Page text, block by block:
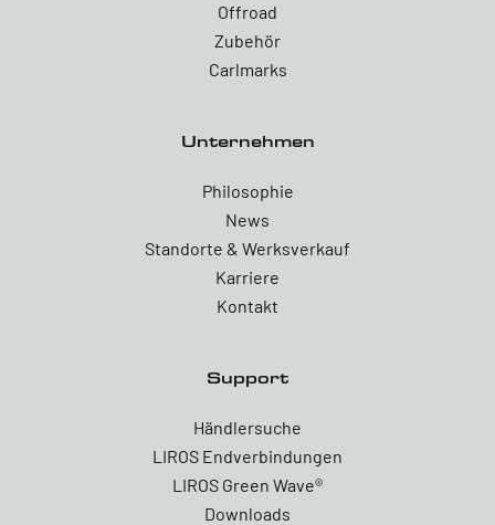
Offroad
Zubehör
Carlmarks
Unternehmen
Philosophie
News
Standorte & Werksverkauf
Karriere
Kontakt
Support
Händlersuche
LIROS Endverbindungen
LIROS Green Wave®
Downloads